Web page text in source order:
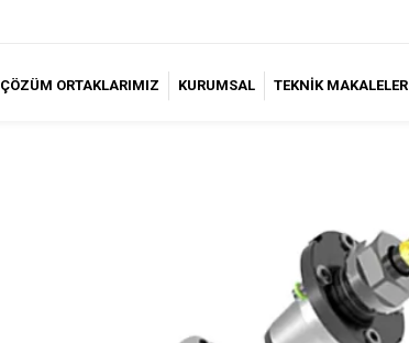
ÇÖZÜM ORTAKLARIMIZ KURUMSAL TEKNİK MAKALELER